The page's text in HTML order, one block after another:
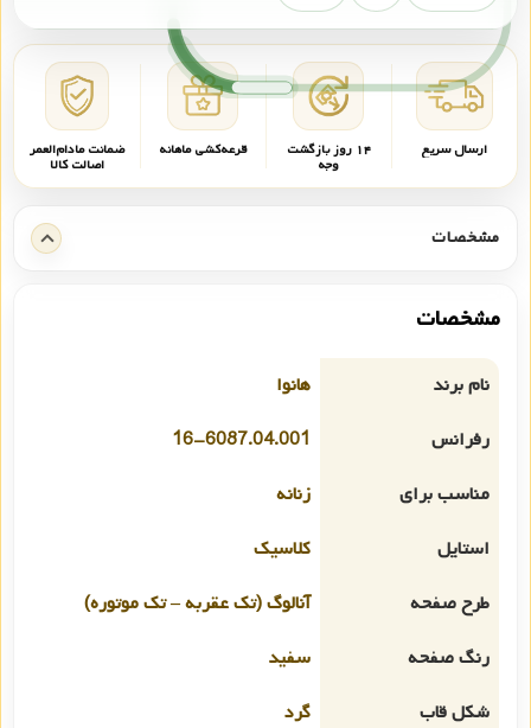
ارسال سریع ۱۴ روز بازگشت
وجه
قرعه‌کشی ماهانه ضمانت مادام‌العمر
اصالت کالا
مشخصات
مشخصات
نام برند
هانوا
رفرانس
16-6087.04.001
مناسب برای
زنانه
استایل
کلاسیک
طرح صفحه
آنالوگ (تک عقربه – تک موتوره)
رنگ صفحه
سفید
شکل قاب
گرد